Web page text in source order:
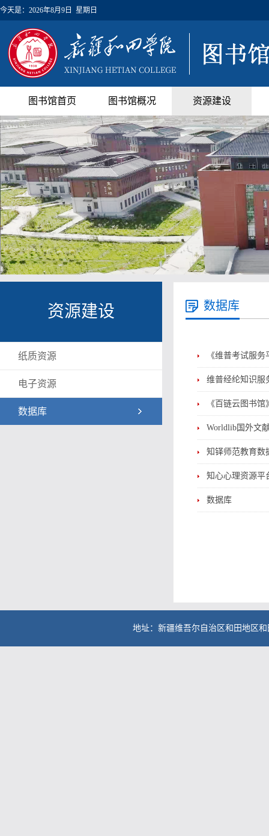
今天是： 2026年8月9日 星期日
图书馆首页 图书馆概况 资源建设
资源建设
纸质资源
电子资源
数据库
数据库
《维普考试服
维普经纶知识服
《百链云图书
Worldlib国外文
知铎师范教育数
知心心理资源平
数据库
地址：新疆维吾尔自治区和田地区